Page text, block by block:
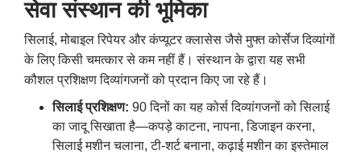
सेवा संस्थान की भूमिका
सिलाई,मोबाइल रिपेयर और कंप्यूटर क्लासेस जैसे मुफ्त कोर्सेज दिव्यांगों
के लिए किसी चमत्कार से कम नहीं हैं। संस्थान के द्वारा यह सभी
कौशल प्रशिक्षण दिव्यांगजनों को प्रदान किए जा रहे हैं।
सिलाई प्रशिक्षण: 90 दिनों का यह कोर्स दिव्यांगजनों को सिलाई
का जादू सिखाता है—कपड़े काटना,नापना,डिजाइन करना,
सिलाई मशीन चलाना,टी-शर्ट बनाना,कढ़ाई मशीन का इस्तेमाल